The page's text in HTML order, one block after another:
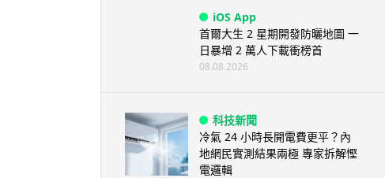
iOS App
首爾大生 2 星期開發防曬地圖 一
日暴增 2 萬人下載衝榜首
08.08.2026
科技新聞
冷氣 24 小時長開電費更平？內
地網民實測結果兩極 專家拆解慳
電邏輯